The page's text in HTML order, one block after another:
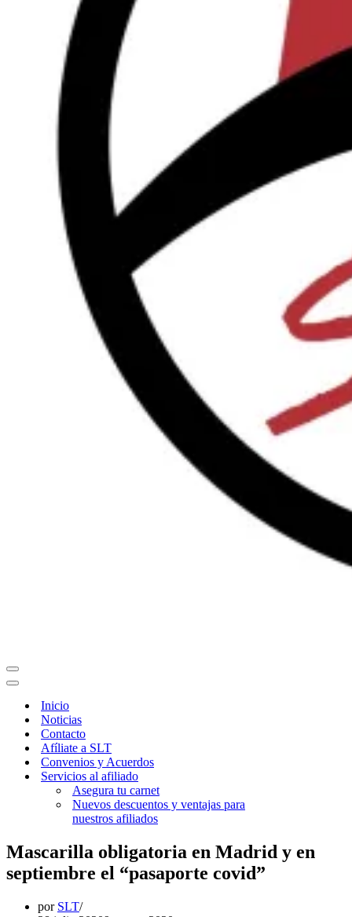
Menú
de
Menú
navegación
Inicio
Noticias
Contacto
Afíliate a SLT
Convenios y Acuerdos
Servicios al afiliado
Asegura tu carnet
Nuevos descuentos y ventajas para
nuestros afiliados
Mascarilla obligatoria en Madrid y en
septiembre el “pasaporte covid”
por SLT